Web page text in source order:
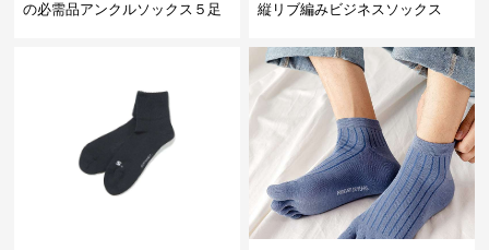
の必需品アンクルソックス５足
縦リブ編みビジネスソックス